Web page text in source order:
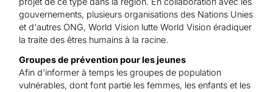
gouvernements, plusieurs organisations des Nations Unies
et d'autres ONG, World Vision lutte World Vision éradiquer
la traite des êtres humains à la racine.
Groupes de prévention pour les jeunes
Afin d'informer à temps les groupes de population
vulnérables, dont font partie les femmes, les enfants et les